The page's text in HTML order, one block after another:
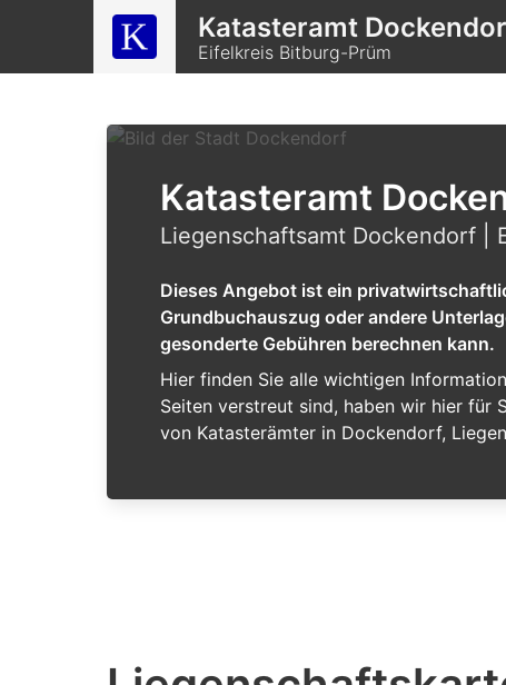
Katasteramt
Eifelkreis Bitburg-Prüm
Katasteramt
Liegenschaftsamt Dockendorf |
Dieses Angebot ist ein
Grundbuchauszug oder andere
gesonderte Gebühren berechnen kann.
Hier finden Sie alle wichtigen
Seiten verstreut sind, haben wir hier für
von Katasterämter in Dockendorf,